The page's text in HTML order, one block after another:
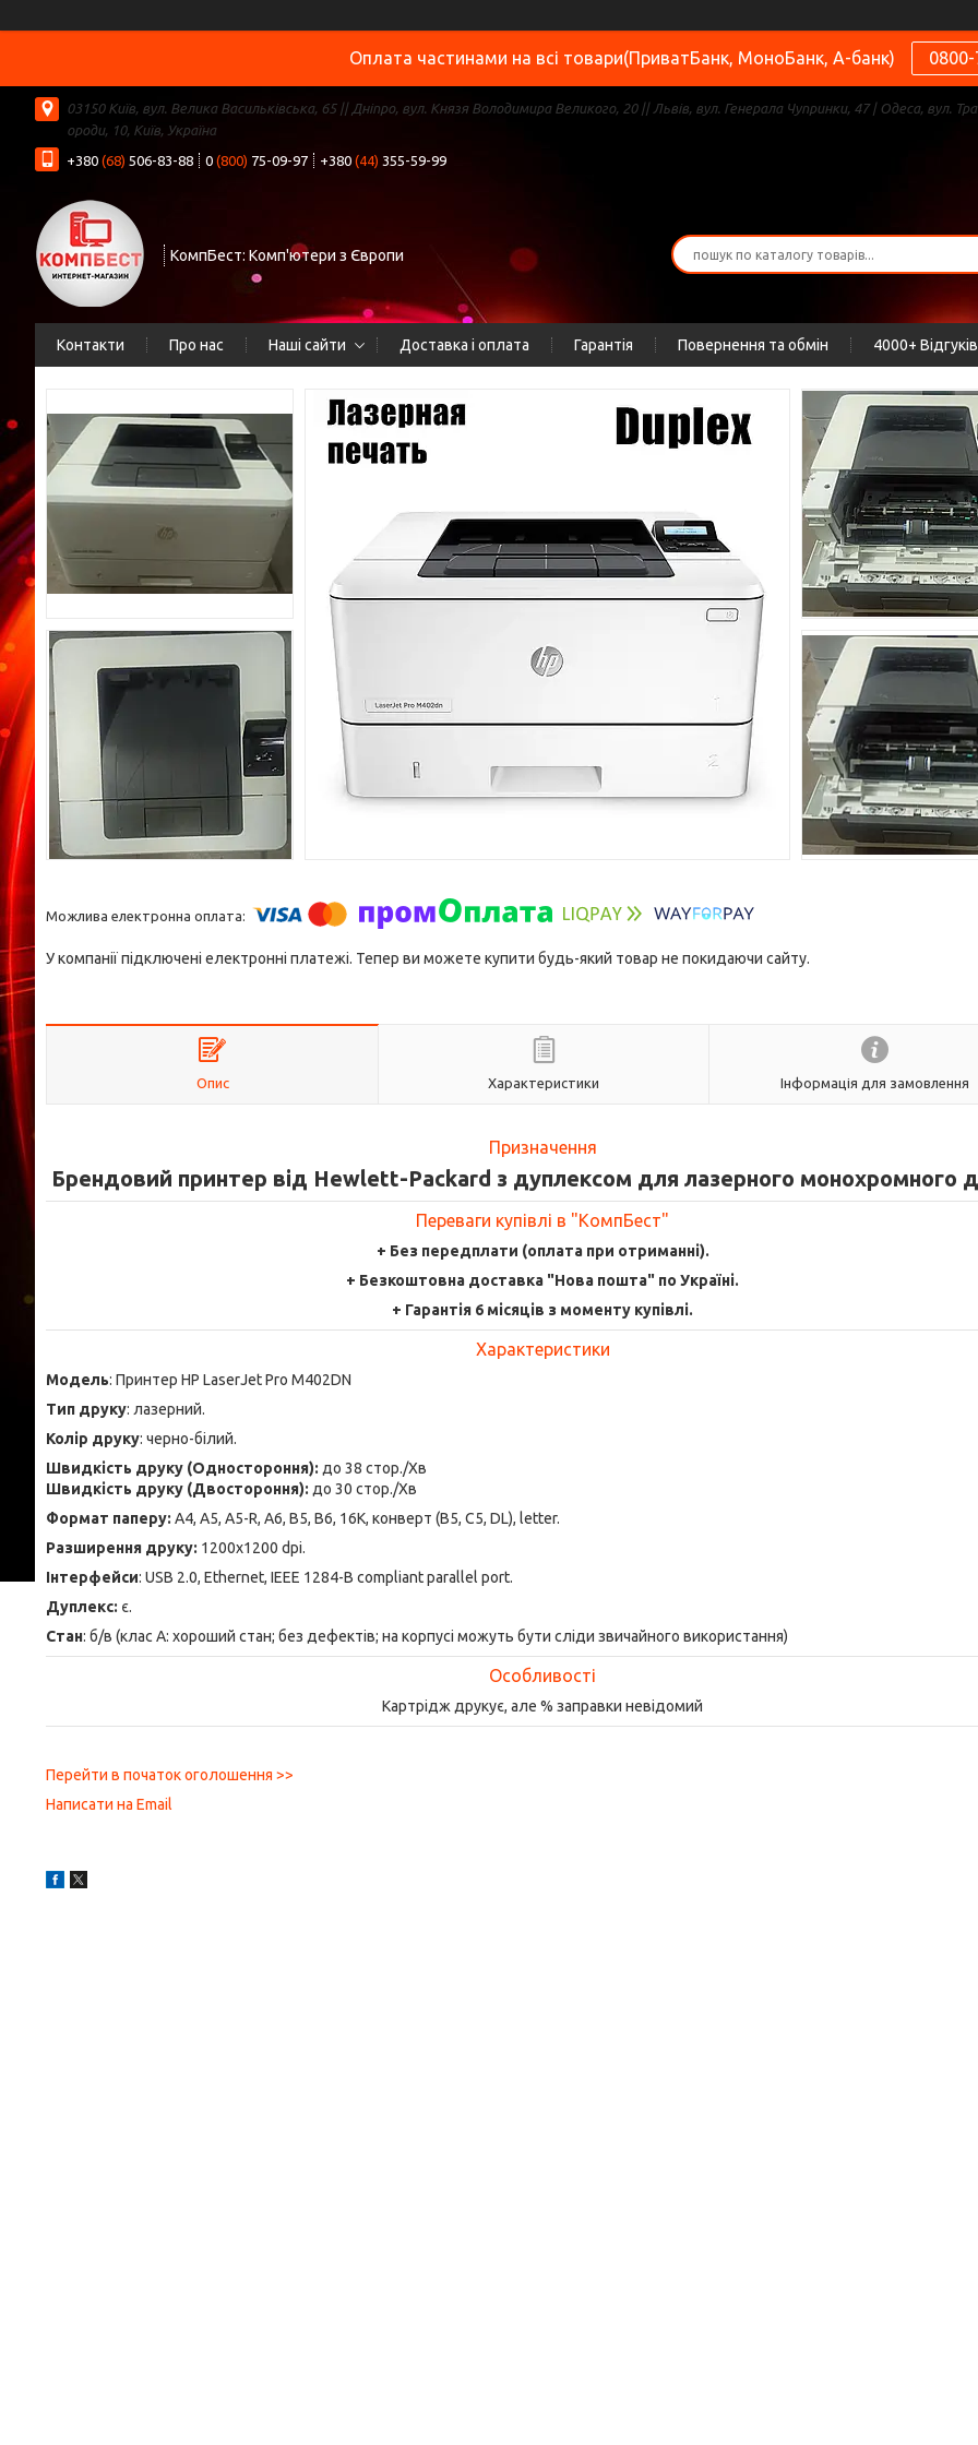
Оплата частинами на всі товари(ПриватБанк, МоноБанк, А-банк) 0800-
03150 Київ, вул. Велика Васильківська, 65 || Дніпро, вул. Князя Володимира Великого, 20 || Львів, вул. Генерала Чупринки, 47 | Одеса, вул.
ороди, 10, Київ, Україна
+380 (68) 506-83-88 0 (800) 75-09-97 +380 (44) 355-59-99
КомпБест: Комп'ютери з Європи
Контакти Про нас Наші сайти Доставка і оплата Гарантія Повернення та обмін 4000+ Відгуків
У компанії підключені електронні платежі. Тепер ви можете купити будь-який товар не покидаючи сайту.
Опис Характеристики Інформація для замовлення
Призначення
Брендовий принтер від Hewlett-Packard з дуплексом для лазерного монохромного
Переваги купівлі в "КомпБест"
+ Без передплати (оплата при отриманні).
+ Безкоштовна доставка "Нова пошта" по Україні.
+ Гарантія 6 місяців з моменту купівлі.
Характеристики
Модель: Принтер HP LaserJet Pro M402DN
Тип друку: лазерний.
Колір друку: черно-білий.
Швидкість друку (Одностороння): до 38 стор./Хв
Швидкість друку (Двостороння): до 30 стор./Хв
Формат паперу: A4, A5, A5-R, A6, B5, B6, 16K, конверт (B5, C5, DL), letter.
Разширення друку: 1200x1200 dpi.
Інтерфейси: USB 2.0, Ethernet, IEEE 1284-B compliant parallel port.
Дуплекс: є.
Стан: б/в (клас А: хороший стан; без дефектів; на корпусі можуть бути сліди звичайного використання)
Особливості
Картрідж друкує, але % заправки невідомий
Перейти в початок оголошення >>
Написати на Email